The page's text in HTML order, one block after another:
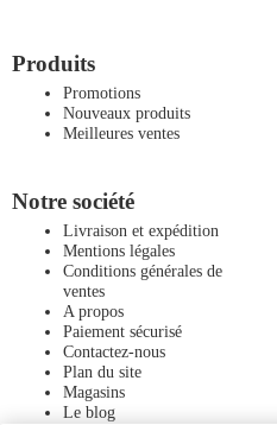
Produits
Promotions
Nouveaux produits
Meilleures ventes
Notre société
Livraison et expédition
Mentions légales
Conditions générales de
ventes
A propos
Paiement sécurisé
Contactez-nous
Plan du site
Magasins
Le blog